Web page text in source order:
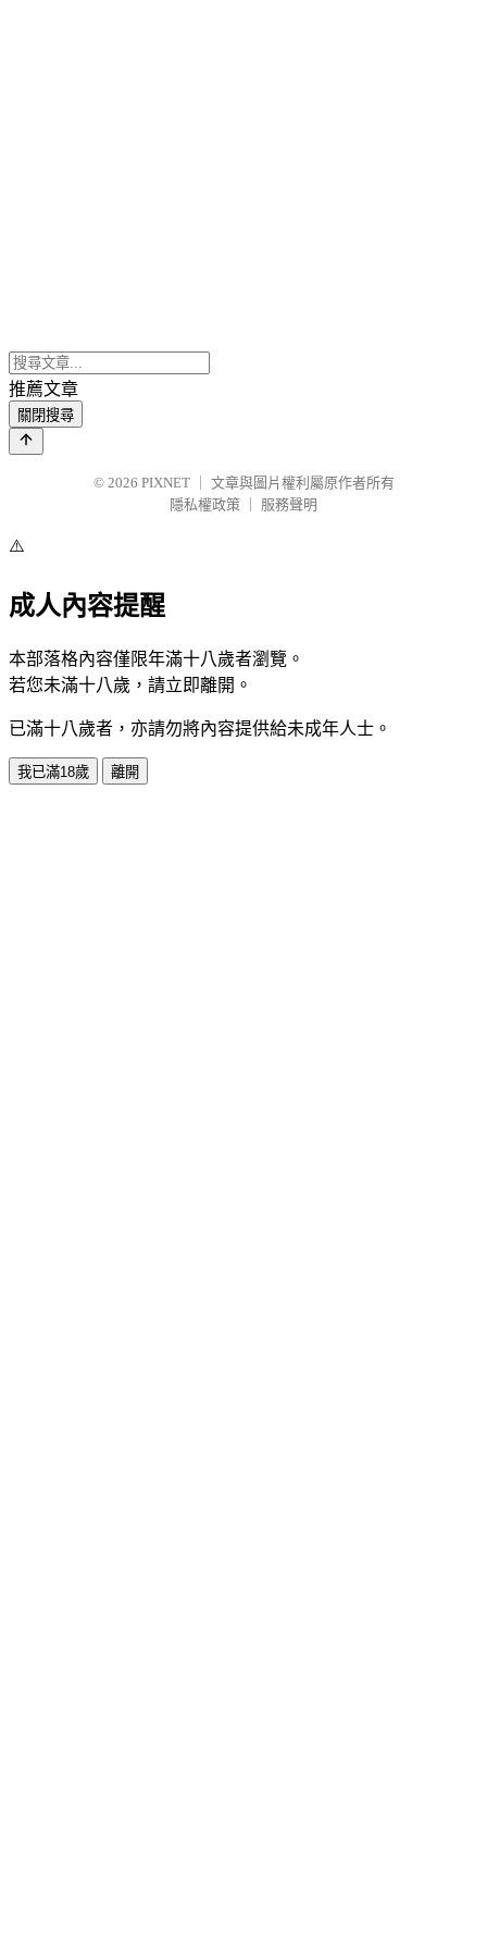
推薦文章
關閉搜尋
© 2026 PIXNET
文章與圖片權利屬原作者所有
隱私權政策
服務聲明
⚠️
成人內容提醒
本部落格內容僅限年滿十八歲者瀏覽。
若您未滿十八歲，請立即離開。
已滿十八歲者，亦請勿將內容提供給未成年人士。
我已滿18歲 離開